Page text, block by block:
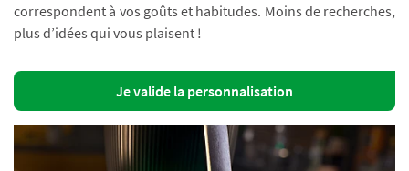
correspondent à vos goûts et habitudes. Moins de recherches,
plus d’idées qui vous plaisent !
Je valide la personnalisation